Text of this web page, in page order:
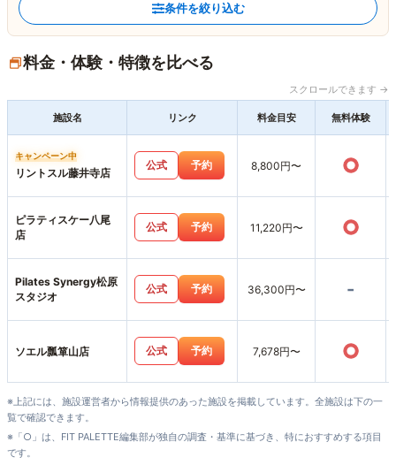
条件を絞り込む
料金・体験・特徴を比べる
スクロールできます →
施設名 リンク 料金目安 無料体験
キャンペーン中
リントスル藤井寺店
公式 予約 8,800円〜 ○
ピラティスケー八尾
店
公式 予約 11,220円〜 ○
Pilates Synergy松原
スタジオ
公式 予約 36,300円〜 -
ソエル瓢箪山店 公式 予約 7,678円〜 ○
※上記には、施設運営者から情報提供のあった施設を掲載しています。全施設は下の一
覧で確認できます。
※「○」は、FIT PALETTE編集部が独自の調査・基準に基づき、特におすすめする項目
です。